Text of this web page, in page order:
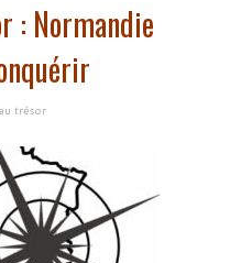
: Normandie
trésor